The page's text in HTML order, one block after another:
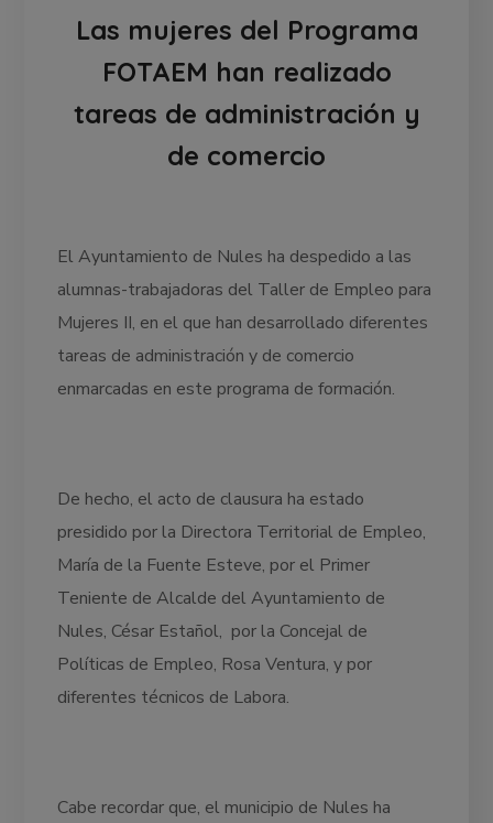
Las mujeres del Programa
FOTAEM han realizado
tareas de administración y
de comercio
El Ayuntamiento de Nules ha despedido a las
alumnas-trabajadoras del Taller de Empleo para
Mujeres II, en el que han desarrollado diferentes
tareas de administración y de comercio
enmarcadas en este programa de formación.
De hecho, el acto de clausura ha estado
presidido por la Directora Territorial de Empleo,
María de la Fuente Esteve, por el Primer
Teniente de Alcalde del Ayuntamiento de
Nules, César Estañol, por la Concejal de
Políticas de Empleo, Rosa Ventura, y por
diferentes técnicos de Labora.
Cabe recordar que, el municipio de Nules ha